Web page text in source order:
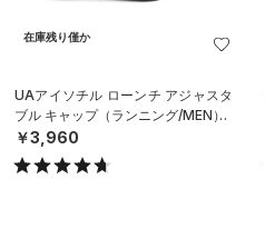
在庫残り僅か
UAアイソチル ローンチ アジャスタ
ブル キャップ（ランニング/MEN）
￥3,960